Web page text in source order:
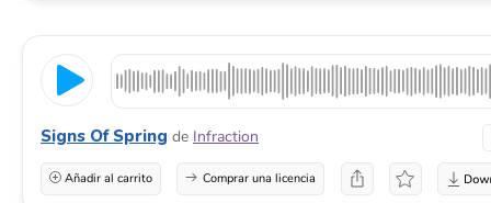
Signs Of Spring de Infraction
Añadir al carrito Comprar una licencia